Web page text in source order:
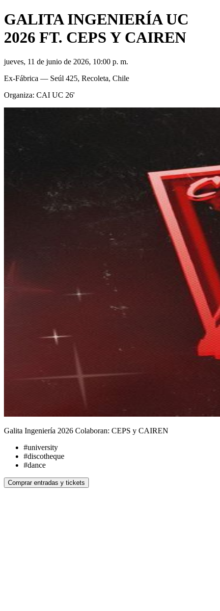
GALITA INGENIERÍA UC
2026 FT. CEPS Y CAIREN
jueves, 11 de junio de 2026, 10:00 p. m.
Ex-Fábrica — Seúl 425, Recoleta, Chile
Organiza: CAI UC 26'
Galita Ingeniería 2026 Colaboran: CEPS y CAIREN
#university
#discotheque
#dance
Comprar entradas y tickets